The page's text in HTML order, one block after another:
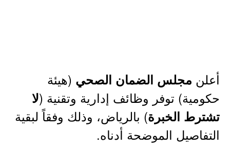
أعلن مجلس الضمان الصحي (هيئة
حكومية) توفر وظائف إدارية وتقنية (لا
تشترط الخبرة) بالرياض، وذلك وفقاً لبقية
التفاصيل الموضحة أدناه.